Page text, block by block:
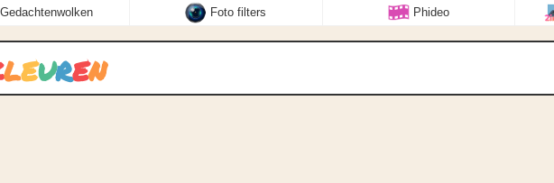
Gedachtenwolken Foto filters Phideo
leuren